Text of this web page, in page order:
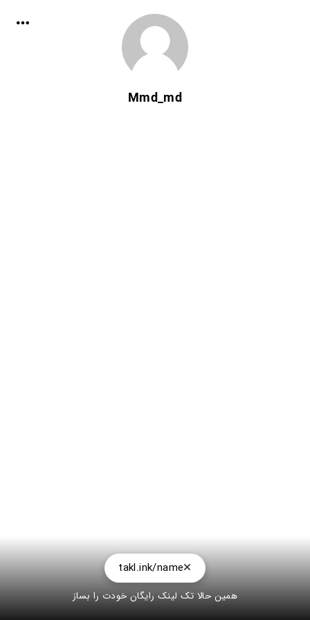
Mmd_md
takl.ink/name
همین حالا تک لینک رایگان خودت را بساز